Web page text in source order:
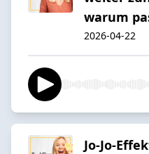
warum
2026-04-22
Jo-Jo-